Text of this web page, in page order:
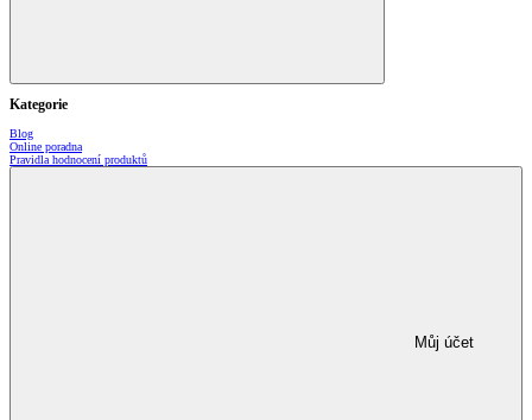
Kategorie
Blog
Online poradna
Pravidla hodnocení produktů
Můj účet